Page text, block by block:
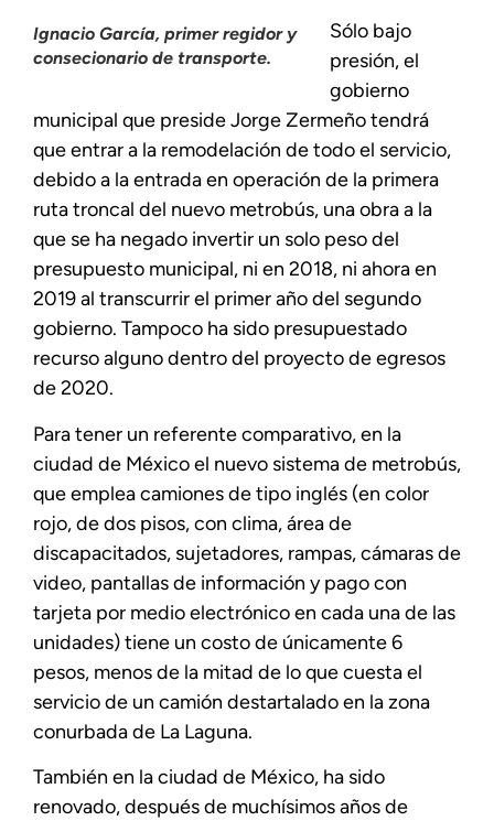
Ignacio García, primer regidor y
consecionario de transporte.
Sólo bajo
presión, el
gobierno
municipal que preside Jorge Zermeño tendrá
que entrar a la remodelación de todo el servicio,
debido a la entrada en operación de la primera
ruta troncal del nuevo metrobús, una obra a la
que se ha negado invertir un solo peso del
presupuesto municipal, ni en 2018, ni ahora en
2019 al transcurrir el primer año del segundo
gobierno. Tampoco ha sido presupuestado
recurso alguno dentro del proyecto de egresos
de 2020.
Para tener un referente comparativo, en la
ciudad de México el nuevo sistema de metrobús,
que emplea camiones de tipo inglés (en color
rojo, de dos pisos, con clima, área de
discapacitados, sujetadores, rampas, cámaras de
video, pantallas de información y pago con
tarjeta por medio electrónico en cada una de las
unidades) tiene un costo de únicamente 6
pesos, menos de la mitad de lo que cuesta el
servicio de un camión destartalado en la zona
conurbada de La Laguna.
También en la ciudad de México, ha sido
renovado, después de muchísimos años de